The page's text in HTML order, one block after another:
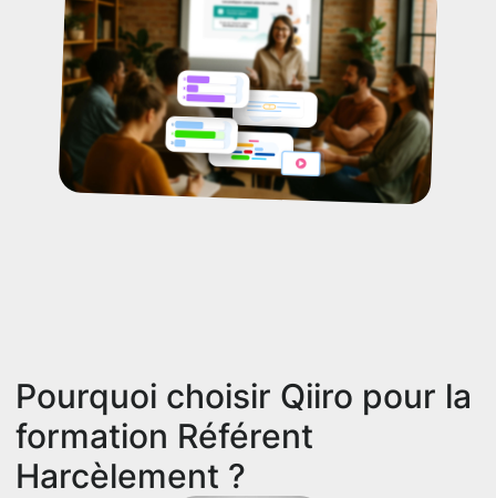
Pourquoi choisir Qiiro pour la
formation Référent
Harcèlement ?